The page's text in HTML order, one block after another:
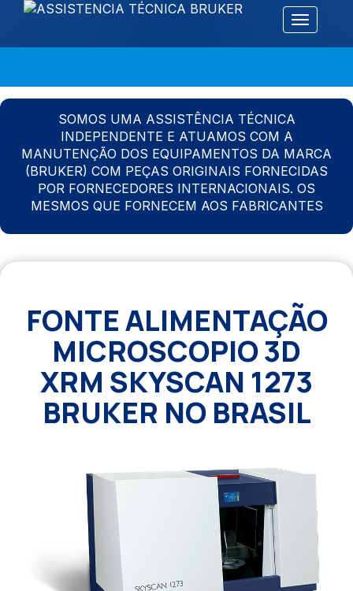
Alternar
SOMOS UMA ASSISTÊNCIA TÉCNICA
INDEPENDENTE E ATUAMOS COM A
MANUTENÇÃO DOS EQUIPAMENTOS DA MARCA
(BRUKER) COM PEÇAS ORIGINAIS FORNECIDAS
POR FORNECEDORES INTERNACIONAIS. OS
MESMOS QUE FORNECEM AOS FABRICANTES
FONTE ALIMENTAÇÃO
MICROSCOPIO 3D
XRM SKYSCAN 1273
BRUKER NO BRASIL